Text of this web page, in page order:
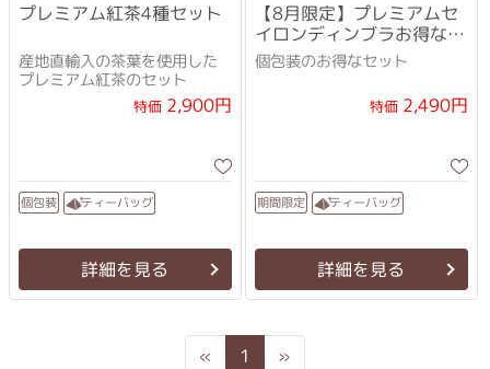
プレミアム紅茶4種セット
産地直輸入の茶葉を使用した
プレミアム紅茶のセット
特価2,900円
個包装 ティーバッグ
詳細を見る
【8月限定】プレミアムセ
イロンディンブラお得な
60袋
個包装のお得なセット
特価2,490円
期間限定 ティーバッグ
詳細を見る
« Previous
1 »Next